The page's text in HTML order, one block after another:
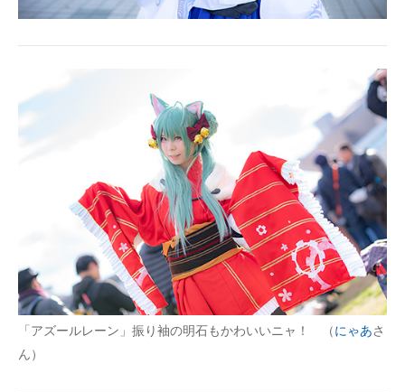
「アズールレーン」振り袖の明石もかわいいニャ！ （にゃあさ
ん）